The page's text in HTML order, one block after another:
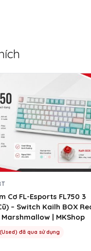
Cơ FL-Esports FL750 3
– Switch Kailh BOX
| MKShop
đã qua sử dụng